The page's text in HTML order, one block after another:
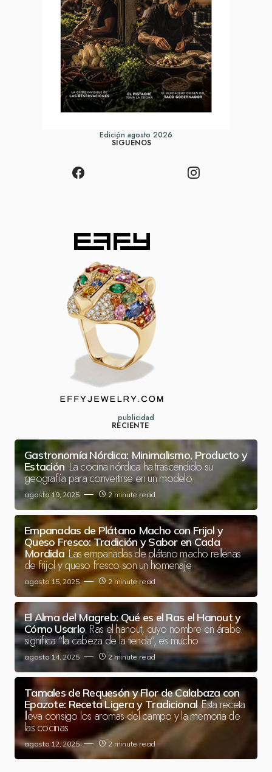
Edición agosto 2026
SÍGUENOS
publicidad
RECIENTE
Gastronomía Nórdica: Minimalismo, Producto y
Estación La cocina nórdica ha trascendido su
geografía para convertirse en un modelo
agosto 19, 2025 2 minute read
Empanadas de Plátano Macho con Frijol y
Queso Fresco: Tradición y Sabor en Cada
Mordida Las empanadas de plátano macho rellenas
de frijol y queso fresco son un homenaje
agosto 15, 2025 2 minute read
El Alma del Magreb: Qué es el Ras el Hanout y
Cómo Usarlo Ras el hanout, cuyo nombre en árabe
significa “la cabeza de la tienda”, es mucho
agosto 14, 2025 2 minute read
Tamales de Requesón y Flor de Calabaza con
Epazote: Receta Ligera y Tradicional Esta receta
lleva consigo los aromas del campo y la memoria de
las cocinas
agosto 12, 2025 2 minute read